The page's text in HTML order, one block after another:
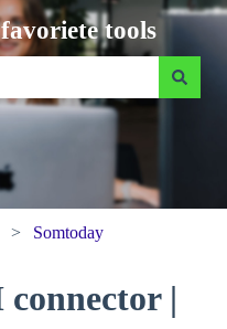
tools
is leeg.
Somtoday
|